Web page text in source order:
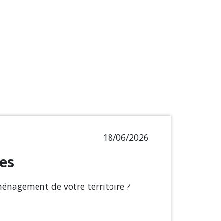
18/06/2026
de votre territoire ?